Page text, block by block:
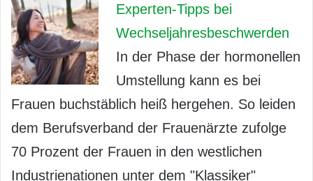
Experten-Tipps bei
Wechseljahresbeschwerden
In der Phase der hormonellen
Umstellung kann es bei
Frauen buchstäblich heiß hergehen. So leiden
dem Berufsverband der Frauenärzte zufolge
70 Prozent der Frauen in den westlichen
Industrienationen unter dem "Klassiker"